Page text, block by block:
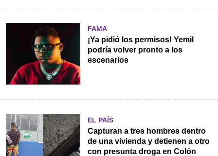
FAMA
¡Ya pidió los permisos! Yemil
podría volver pronto a los
escenarios
EL PAÍS
Capturan a tres hombres dentro
de una vivienda y detienen a otro
con presunta droga en Colón